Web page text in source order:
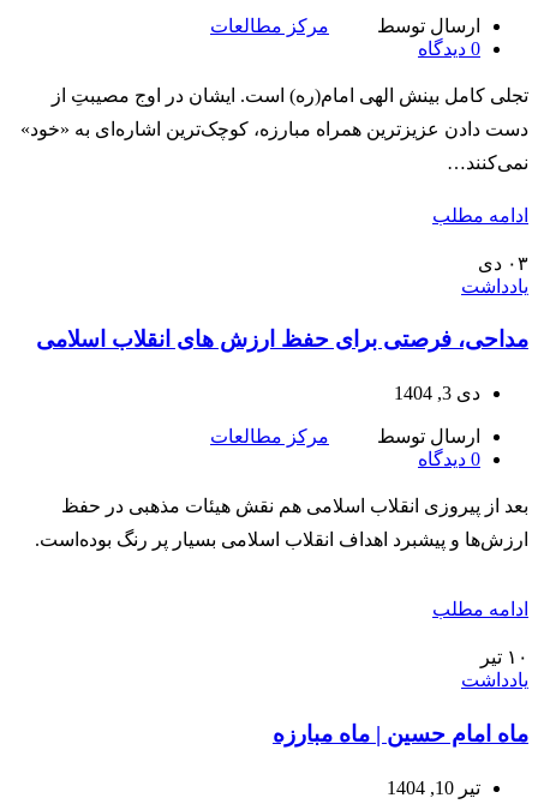
ارسال توسط
مرکز مطالعات
0 دیدگاه
تجلی کامل بینش الهی امام(ره) است. ایشان در اوج مصیبتِ از
دست دادن عزیزترین همراه مبارزه، کوچک‌ترین اشاره‌ای به «خود»
نمی‌کنند…
ادامه مطلب
۰۳ دی
یادداشت
مداحی، فرصتی برای حفظ ارزش های انقلاب اسلامی
دی 3, 1404
ارسال توسط
مرکز مطالعات
0 دیدگاه
بعد از پیروزی انقلاب اسلامی هم نقش هیئات مذهبی در حفظ
ارزش‌ها و پیشبرد اهداف انقلاب اسلامی بسیار پر رنگ بوده‌است.
ادامه مطلب
۱۰ تیر
یادداشت
ماه امام حسین | ماه مبارزه
تیر 10, 1404